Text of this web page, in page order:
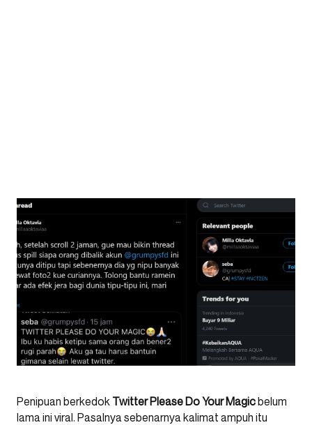
Penipuan berkedok Twitter Please Do Your Magicbelum
lama ini viral. Pasalnya sebenarnya kalimat ampuh itu